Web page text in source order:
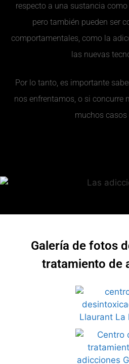
respecto a una sustancia
pero también pueden ser
comportamentales, como la
las nuevas
Por lo tanto, es importante
nos enfrentamos, o si concurre
muchos casos
Galería de fotos
tratamiento de